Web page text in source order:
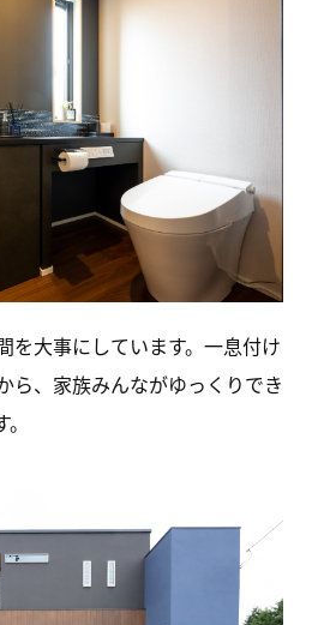
を大事にしています。一息付け
ら、家族みんながゆっくりでき